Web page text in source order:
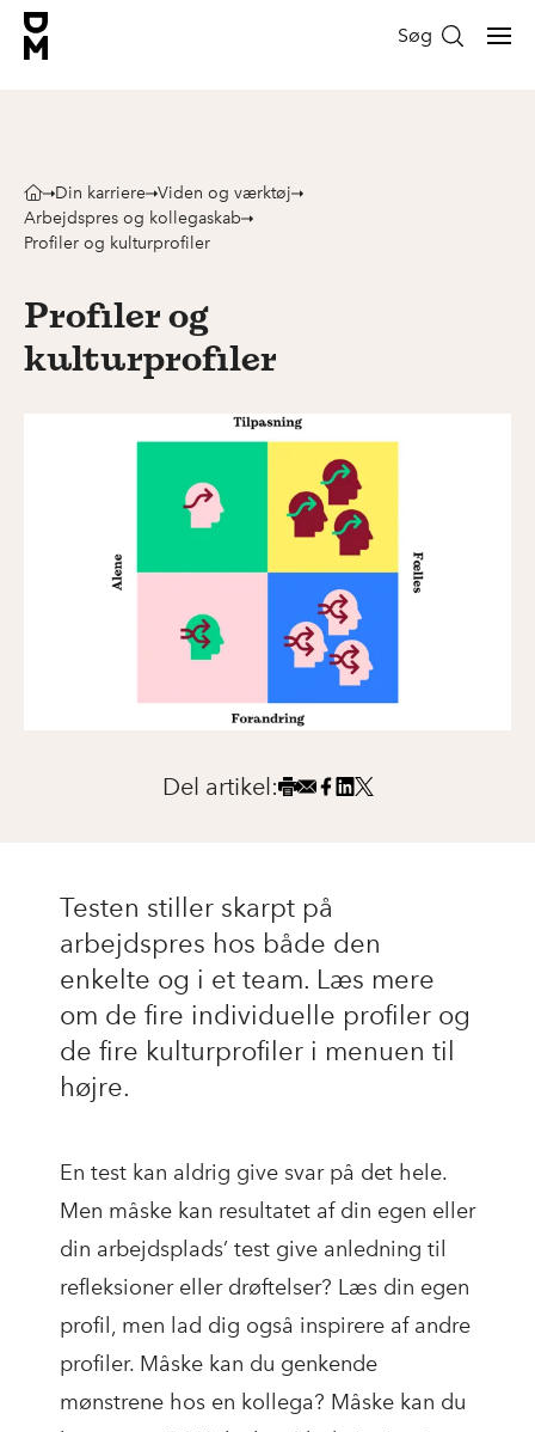
Søg
Din karriere Viden og værktøj
Arbejdspres og kollegaskab
Profiler og kulturprofiler
Profiler og
kulturprofiler
Del artikel:
Testen stiller skarpt på
arbejdspres hos både den
enkelte og i et team. Læs mere
om de fire individuelle profiler og
de fire kulturprofiler i menuen til
højre.
En test kan aldrig give svar på det hele.
Men måske kan resultatet af din egen eller
din arbejdsplads’ test give anledning til
refleksioner eller drøftelser? Læs din egen
profil, men lad dig også inspirere af andre
profiler. Måske kan du genkende
mønstrene hos en kollega? Måske kan du